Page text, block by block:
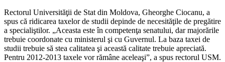
Rectorul Universităţii de Stat din Moldova, Gheorghe Ciocanu, a
spus că ridicarea taxelor de studii depinde de necesităţile de pregătire
a specialiştilor. „Aceasta este în competenţa senatului, dar majorările
trebuie coordonate cu ministerul şi cu Guvernul. La baza taxei de
studii trebuie să stea calitatea şi această calitate trebuie apreciată.
Pentru 2012-2013 taxele vor rămâne aceleaşi”, a spus rectorul USM.